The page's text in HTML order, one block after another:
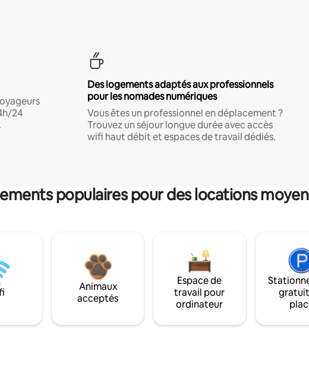
24
Des logements adaptés aux professionnels
pour les nomades numériques
Vous êtes un professionnel en déplacement ?
Trouvez un séjour longue durée avec accès
wifi haut débit et espaces de travail dédiés.
populaires pour des locations
Animaux
acceptés
Espace de
travail pour
ordinateur